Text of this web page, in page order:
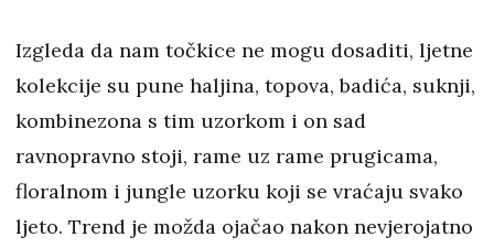
Izgleda da nam točkice ne mogu dosaditi, ljetne
kolekcije su pune haljina, topova, badića, suknji,
kombinezona s tim uzorkom i on sad
ravnopravno stoji, rame uz rame prugicama,
floralnom i jungle uzorku koji se vraćaju svako
ljeto. Trend je možda ojačao nakon nevjerojatno